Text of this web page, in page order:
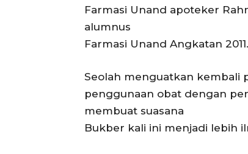
Farmasi Unand apoteker
alumnus
Farmasi Unand Angkatan 2011.
Seolah menguatkan kembali
penggunaan obat dengan
membuat suasana
Bukber kali ini menjadi lebih